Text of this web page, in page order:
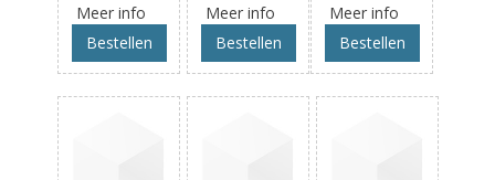
Meer info
Bestellen
Meer info
Bestellen
Meer info
Bestellen